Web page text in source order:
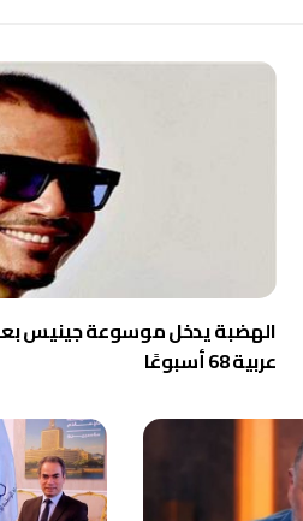
الهضبة يدخل موسوعة جينيس بعد
عربية 68 أسبوعًا